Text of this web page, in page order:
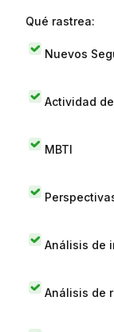
Qué rastrea:
Nuevos
Actividad
MBTI
Análisis de
Análisis de